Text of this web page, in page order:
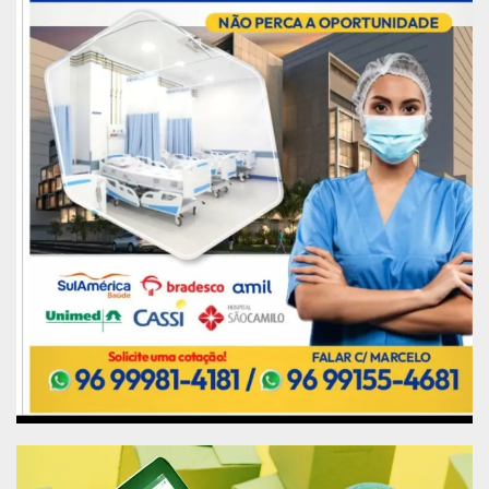
o Comandante do Exército efetuou o plantio de
uma muda de bacaba, palmeira nativa da região
amazônica, no recém-criado Bosque das
Bacabeiras da Brigada Foz do Amazonas.
Mais imagens da visita do
Comandante do Exército a
Macapá